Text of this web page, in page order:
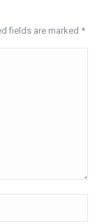
fields are marked *